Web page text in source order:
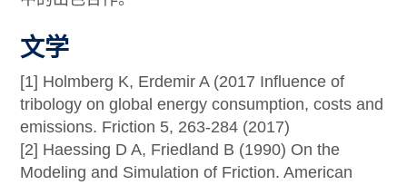
文学
[1] Holmberg K, Erdemir A (2017 Influence of
tribology on global energy consumption, costs and
emissions. Friction 5, 263-284 (2017)
[2] Haessing D A, Friedland B (1990) On the
Modeling and Simulation of Friction. American